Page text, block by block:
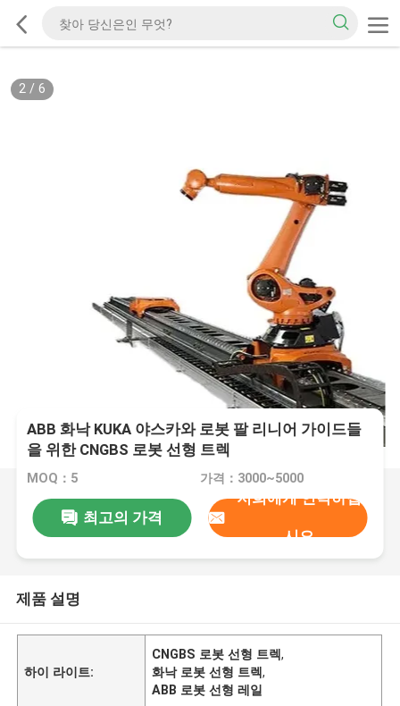
2/ 6
ABB 화낙 KUKA 야스카와 로봇 팔 리니어 가이드들
을 위한 CNGBS 로봇 선형 트렉
MOQ：5 가격：3000~5000
최고의 가격
저희에게 연락하십
시오
제품 설명
하이 라이트:
CNGBS 로봇 선형 트렉,
화낙 로봇 선형 트렉,
ABB 로봇 선형 레일